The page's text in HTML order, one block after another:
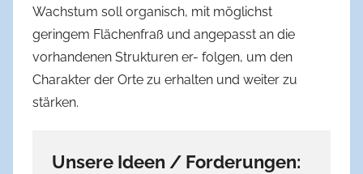
Wachstum soll organisch, mit möglichst
geringem Flächenfraß und angepasst an die
vorhandenen Strukturen er- folgen, um den
Charakter der Orte zu erhalten und weiter zu
stärken.
Unsere Ideen / Forderungen: